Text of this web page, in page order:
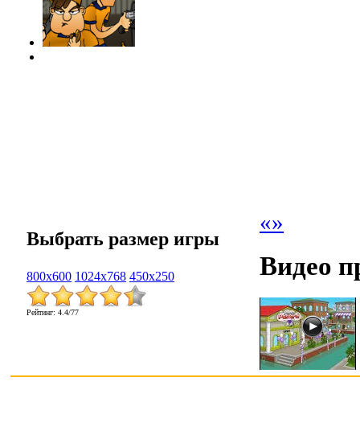
«»
Выбрать размер игры
800x600 1024x768 450x250
Рейтинг: 4.4/77
Видео